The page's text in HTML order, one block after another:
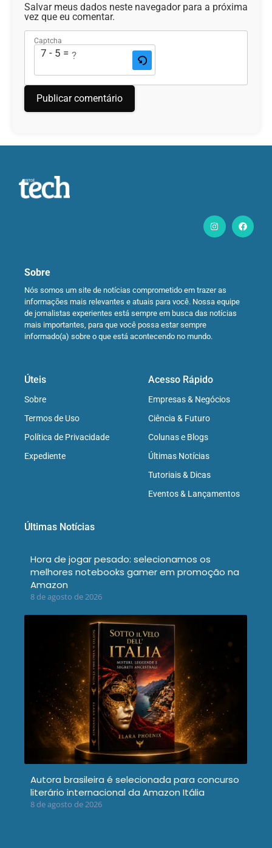
Salvar meus dados neste navegador para a próxima
vez que eu comentar.
Captcha
7 - 5 = ?
Sobre
Nós somos um site de notícias comprometido em trazer as
informações mais relevantes e atuais para você. Nossa equipe
de jornalistas experientes está sempre em busca das notícias
mais importantes, para que você possa estar sempre
informado(a) sobre o que está acontecendo no mundo.
Úteis
Sobre
Termos de Uso
Política de Privacidade
Expediente
Acesso Rápido
Empresas & Negócios
Ciência & Futuro
Colunas e Blogs
Últimas Notícias
Tutoriais & Dicas
Eventos & Lançamentos
Últimas Notícias
Hora de jogar pesado: selecionamos os
melhores notebooks gamer em promoção na
Amazon
8 de agosto de 2026
Autora brasileira é selecionada para concurso
literário internacional da Amazon Itália
8 de agosto de 2026